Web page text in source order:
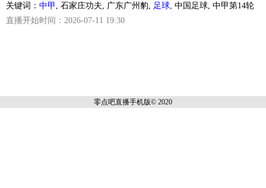
关键词： 中甲 , 石家庄功夫, 广东广州豹, 足球 , 中国足球, 中甲第14轮
直播开始时间：2026-07-11 19:30
零点吧直播手机版© 2020